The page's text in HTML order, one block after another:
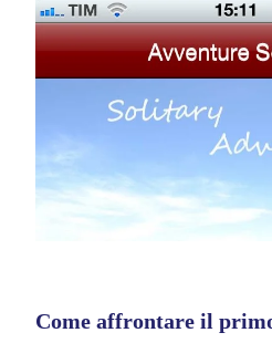
Come affrontare il